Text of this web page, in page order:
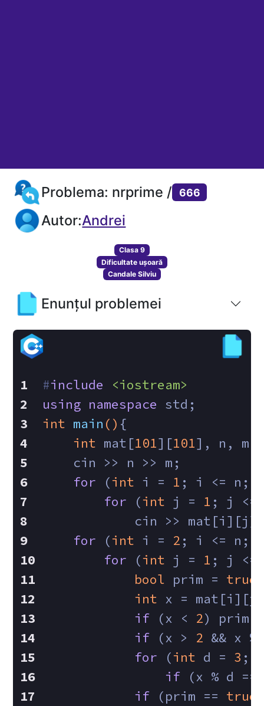
Problema: nrprime / 666
Autor:Andrei
Clasa 9
Dificultate ușoară
Candale Silviu
Enunțul problemei
#include
<iostream>
using namespace std;
int main () {
int mat[101][101], n,
    cin >> n >> m;
for (int i = 1 ; i <= n;
for (int j = 1 ; j <=
cin >>
for (int i = 2 ; i <= n;
for (int j = 1 ; j <=
bool prim = true
int x =
if (x < 2) prim
if (x > 2 && x
for (int d = 3 ;
if (x % d
if (prim == true